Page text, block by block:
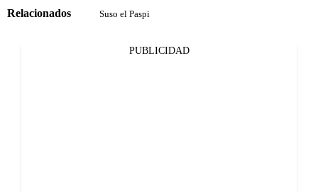
Relacionados Suso el Paspi
PUBLICIDAD